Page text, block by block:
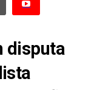
disputa